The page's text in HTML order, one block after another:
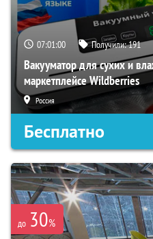
07:00:59 Получили:191
Вакууматор для сухих и
маркетплейсе Wildberries
Россия
Бесплатно
до 30%